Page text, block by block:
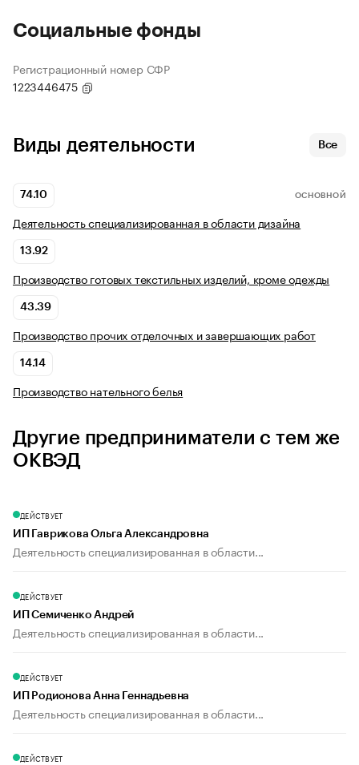
Социальные фонды
Регистрационный номер СФР
1223446475
Виды деятельности Все
74.10 ОСНОВНОЙ
Деятельность специализированная в области дизайна
13.92
Производство готовых текстильных изделий, кроме одежды
43.39
Производство прочих отделочных и завершающих работ
14.14
Производство нательного белья
Другие предприниматели с тем же
ОКВЭД
ДЕЙСТВУЕТ
ИП Гаврикова Ольга Александровна
Деятельность специализированная в области...
ДЕЙСТВУЕТ
ИП Семиченко Андрей
Деятельность специализированная в области...
ДЕЙСТВУЕТ
ИП Родионова Анна Геннадьевна
Деятельность специализированная в области...
ДЕЙСТВУЕТ